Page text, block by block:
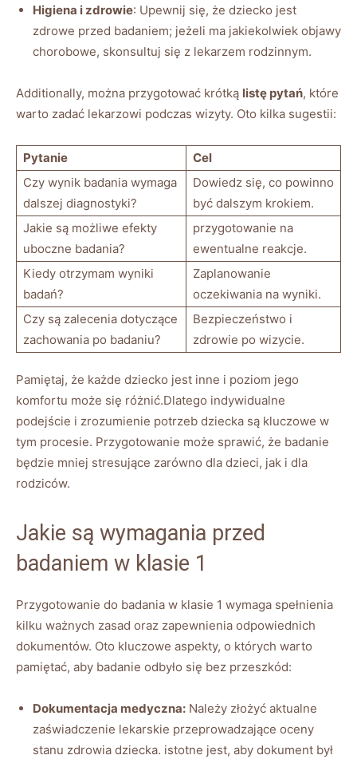
Higiena i zdrowie: Upewnij się, że dziecko jest
zdrowe przed badaniem; jeżeli ma jakiekolwiek objawy
chorobowe, skonsultuj się z lekarzem rodzinnym.
Additionally, można przygotować krótką listę pytań, które
warto zadać lekarzowi podczas wizyty. Oto kilka sugestii:
Pytanie
Cel
Czy wynik badania wymaga
dalszej diagnostyki?
Dowiedz się, co powinno
być dalszym krokiem.
Jakie są możliwe efekty
uboczne badania?
przygotowanie na
ewentualne reakcje.
Kiedy otrzymam wyniki
badań?
Zaplanowanie
oczekiwania na wyniki.
Czy są zalecenia dotyczące
zachowania po badaniu?
Bezpieczeństwo i
zdrowie po wizycie.
Pamiętaj, że każde dziecko jest inne i poziom jego
komfortu może się różnić.Dlatego indywidualne
podejście i zrozumienie potrzeb dziecka są kluczowe w
tym procesie. Przygotowanie może sprawić, że badanie
będzie mniej stresujące zarówno dla dzieci, jak i dla
rodziców.
Jakie są wymagania przed
badaniem w klasie 1
Przygotowanie do badania w klasie 1 wymaga spełnienia
kilku ważnych zasad oraz zapewnienia odpowiednich
dokumentów. Oto kluczowe aspekty, o których warto
pamiętać, aby badanie odbyło się bez przeszkód:
Dokumentacja medyczna: Należy złożyć aktualne
zaświadczenie lekarskie przeprowadzające oceny
stanu zdrowia dziecka. istotne jest, aby dokument był